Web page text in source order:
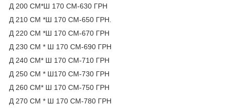
Д 200 СМ*Ш 170 СМ-630 ГРН
Д 210 СМ *Ш 170 СМ-650 ГРН.
Д 220 СМ *Ш 170 СМ-670 ГРН
Д 230 СМ * Ш 170 СМ-690 ГРН
Д 240 СМ* Ш 170 СМ-710 ГРН
Д 250 СМ * Ш170 СМ-730 ГРН
Д 260 СМ* Ш 170 СМ-750 ГРН
Д 270 СМ * Ш 170 СМ-780 ГРН